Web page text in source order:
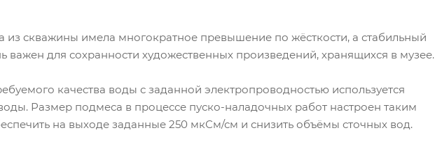
из скважины имела многократное превышение по жёсткости, а стабильный
важен для сохранности художественных произведений, хранящихся в музее.
качества воды с заданной электропроводностью используется
Размер подмеса в процессе пуско-наладочных работ настроен таким
на выходе заданные 250 мкСм/см и снизить объёмы сточных вод.